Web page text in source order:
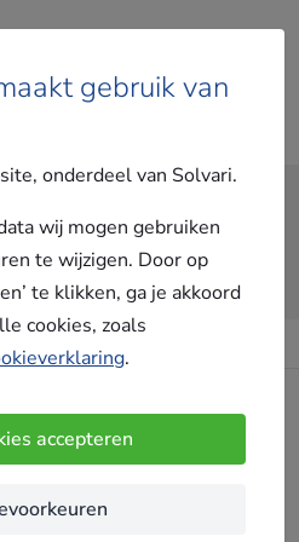
gebruik van
onderdeel van Solvari.
wij mogen gebruiken
te wijzigen. Door op
te klikken, ga je akkoord
cookies, zoals
.
accepteren
verbouwen en verduurzamen,